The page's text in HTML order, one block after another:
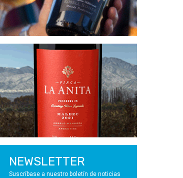
NEWSLETTER
Suscríbase a nuestro boletín de noticias